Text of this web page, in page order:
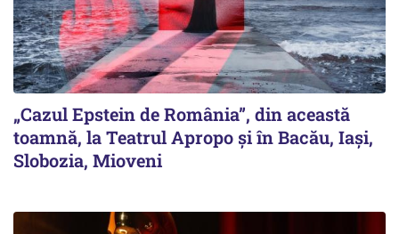
„Cazul Epstein de România”, din această
toamnă, la Teatrul Apropo și în Bacău, Iași,
Slobozia, Mioveni